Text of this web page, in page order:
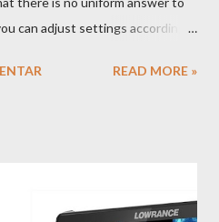
can adjust settings according
is part 1 of our guide to get the
READ MORE »